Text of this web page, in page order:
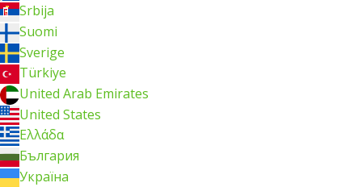
Srbija
Suomi
Sverige
Türkiye
United Arab Emirates
United States
Ελλάδα
България
Україна